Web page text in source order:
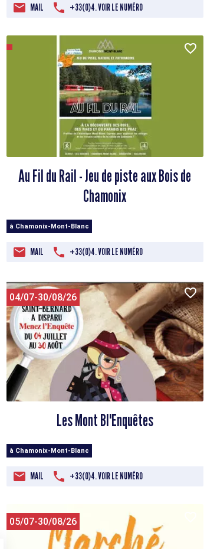
MAIL +33(0)4. VOIR LE NUMÉRO
Au Fil du Rail - Jeu de piste aux Bois de
Chamonix
à Chamonix-Mont-Blanc
MAIL +33(0)4. VOIR LE NUMÉRO
04/07-30/08/26
Les Mont Bl'Enquêtes
à Chamonix-Mont-Blanc
MAIL +33(0)4. VOIR LE NUMÉRO
05/07-30/08/26